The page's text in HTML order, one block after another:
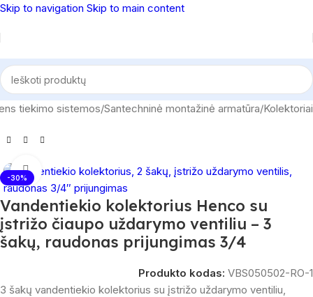
Skip to navigation Skip to main content
tiekimo sistemos/Santechninė montažinė armatūra/Kolektoriai
-30%
Spustelėkite, norėdami padidinti
Vandentiekio kolektorius Henco su
įstrižo čiaupo uždarymo ventiliu – 3
šakų, raudonas prijungimas 3/4
Produkto kodas: VBS050502-RO-1
3 šakų vandentiekio kolektorius su įstrižo uždarymo ventiliu,